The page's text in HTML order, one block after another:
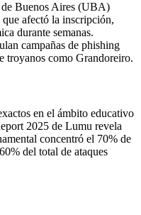
Buenos Aires (UBA)
afectó la inscripción,
durante semanas.
campañas de phishing
troyanos como Grandoreiro.
en el ámbito educativo
2025 de Lumu revela
concentró el 70% de
del total de ataques